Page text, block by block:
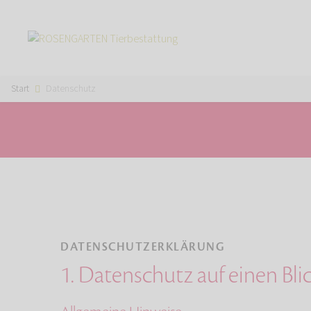
Start Datenschutz
DATENSCHUTZERKLÄRUNG
1. Datenschutz auf einen